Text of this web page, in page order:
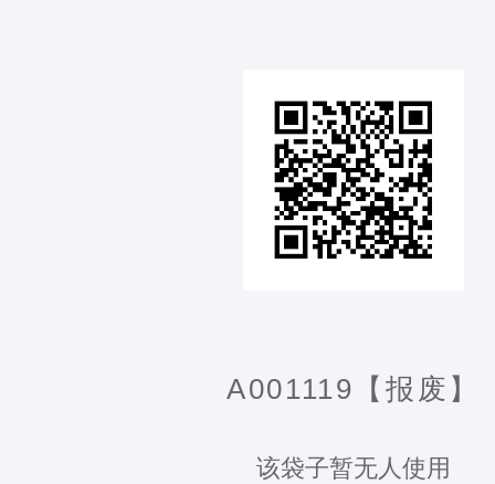
A001119【报废】
该袋子暂无人使用